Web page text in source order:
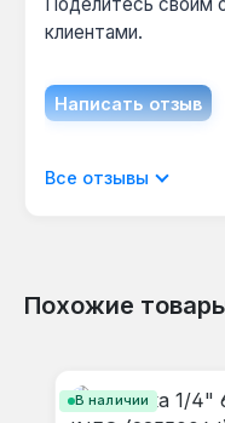
стандартный
мебели и
клиентами.
Написать отзыв
Отображать
Все отзывы
Похожие
В наличии